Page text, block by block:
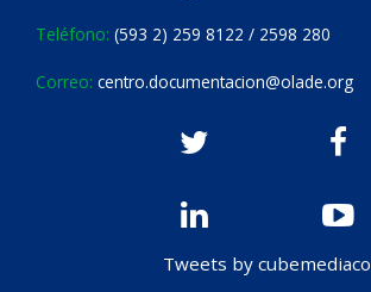
Teléfono: (593 2) 259 8122 / 2598 280
Correo: centro.documentacion@olade.org
Tweets by cubemediaco